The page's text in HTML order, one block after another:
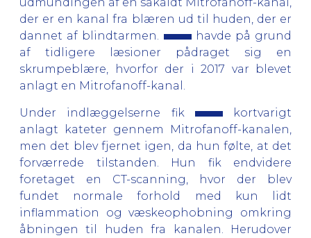
der er en kanal fra blæren ud til huden, der er
dannet af blindtarmen.
havde på grund
af tidligere læsioner pådraget sig en
skrumpeblære, hvorfor der i 2017 var blevet
anlagt en Mitrofanoff-kanal.
Under indlæggelserne fik
kortvarigt
anlagt kateter gennem Mitrofanoff-kanalen,
men det blev fjernet igen, da hun følte, at det
forværrede tilstanden. Hun fik endvidere
foretaget en CT-scanning, hvor der blev
fundet normale forhold med kun lidt
inflammation og væskeophobning omkring
åbningen til huden fra kanalen. Herudover